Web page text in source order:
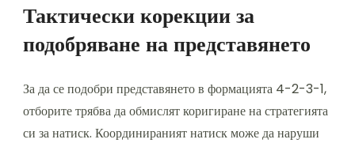
Тактически корекции за
подобряване на представянето
За да се подобри представянето в формацията 4-2-3-1,
отборите трябва да обмислят коригиране на стратегията
си за натиск. Координираният натиск може да наруши